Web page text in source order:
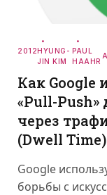
2012HYUNG-
JIN KIM
PAUL
HAAHR
Как Google
«Pull-
через
(Dwell Time)
Google
борьбы с